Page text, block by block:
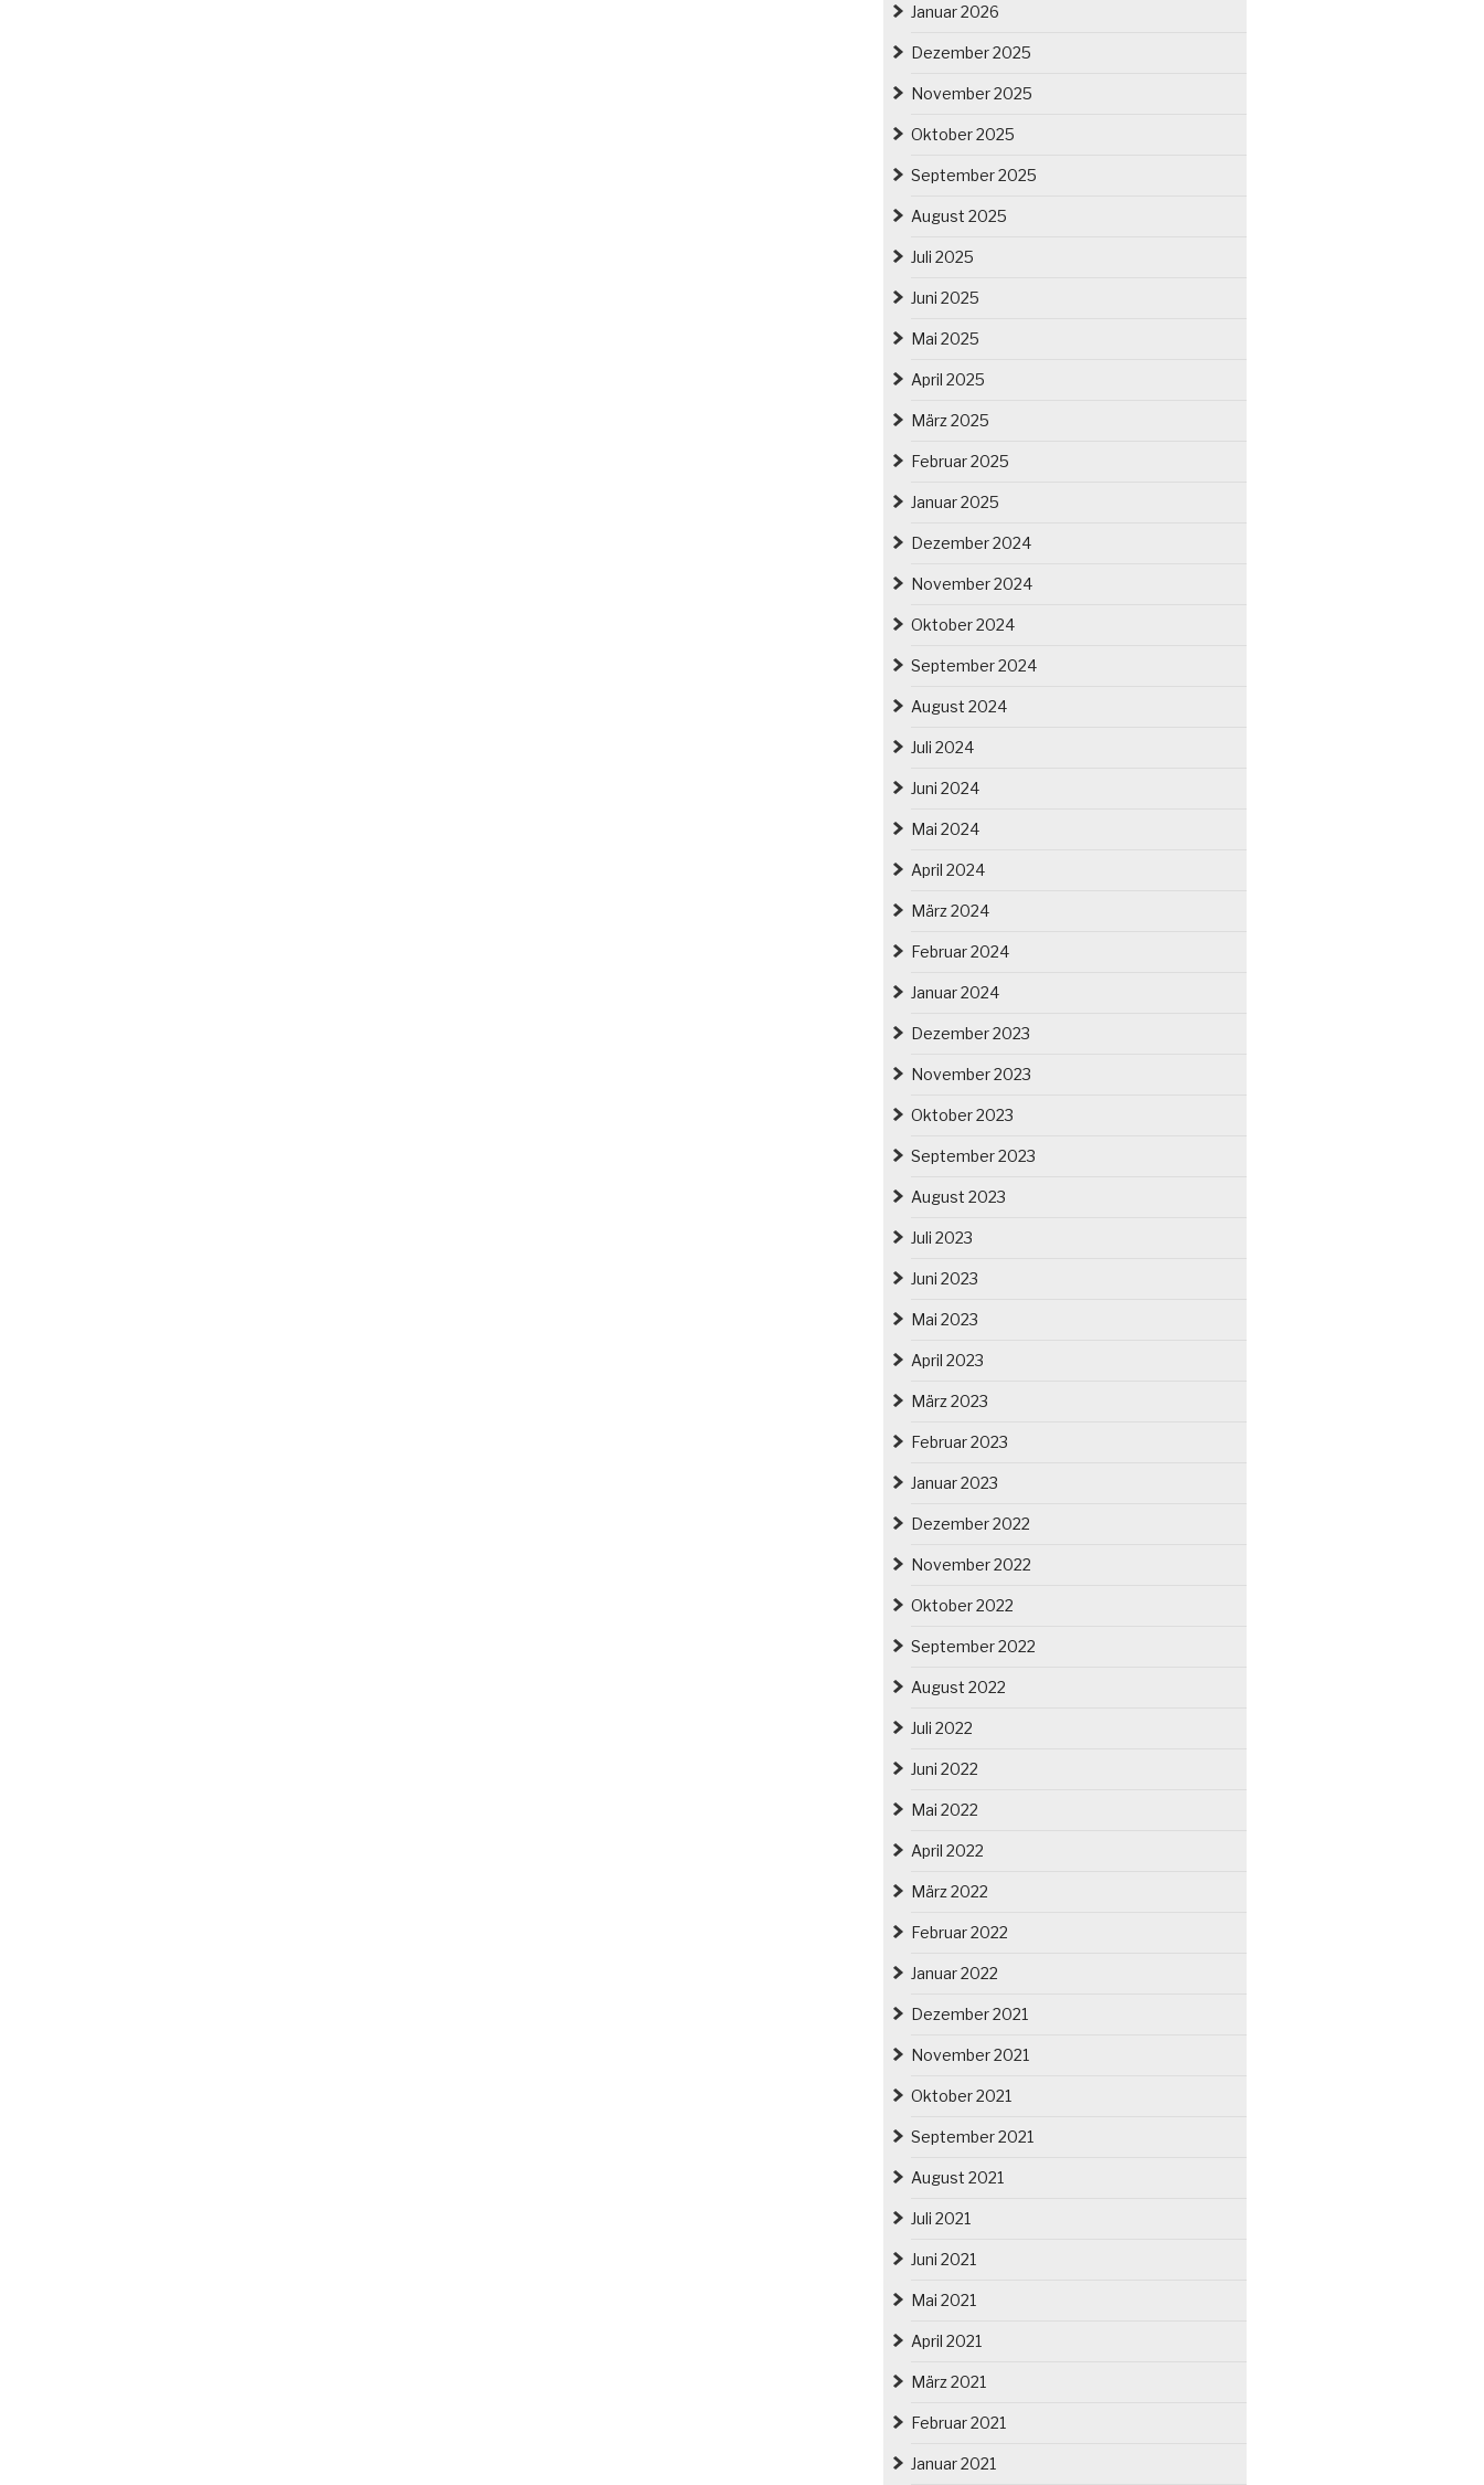
Januar 2026
Dezember 2025
November 2025
Oktober 2025
September 2025
August 2025
Juli 2025
Juni 2025
Mai 2025
April 2025
März 2025
Februar 2025
Januar 2025
Dezember 2024
November 2024
Oktober 2024
September 2024
August 2024
Juli 2024
Juni 2024
Mai 2024
April 2024
März 2024
Februar 2024
Januar 2024
Dezember 2023
November 2023
Oktober 2023
September 2023
August 2023
Juli 2023
Juni 2023
Mai 2023
April 2023
März 2023
Februar 2023
Januar 2023
Dezember 2022
November 2022
Oktober 2022
September 2022
August 2022
Juli 2022
Juni 2022
Mai 2022
April 2022
März 2022
Februar 2022
Januar 2022
Dezember 2021
November 2021
Oktober 2021
September 2021
August 2021
Juli 2021
Juni 2021
Mai 2021
April 2021
März 2021
Februar 2021
Januar 2021